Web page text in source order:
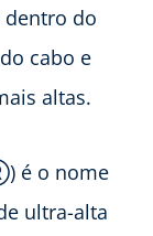
dentro do
cabo e
altas.
é o nome
ultra-alta